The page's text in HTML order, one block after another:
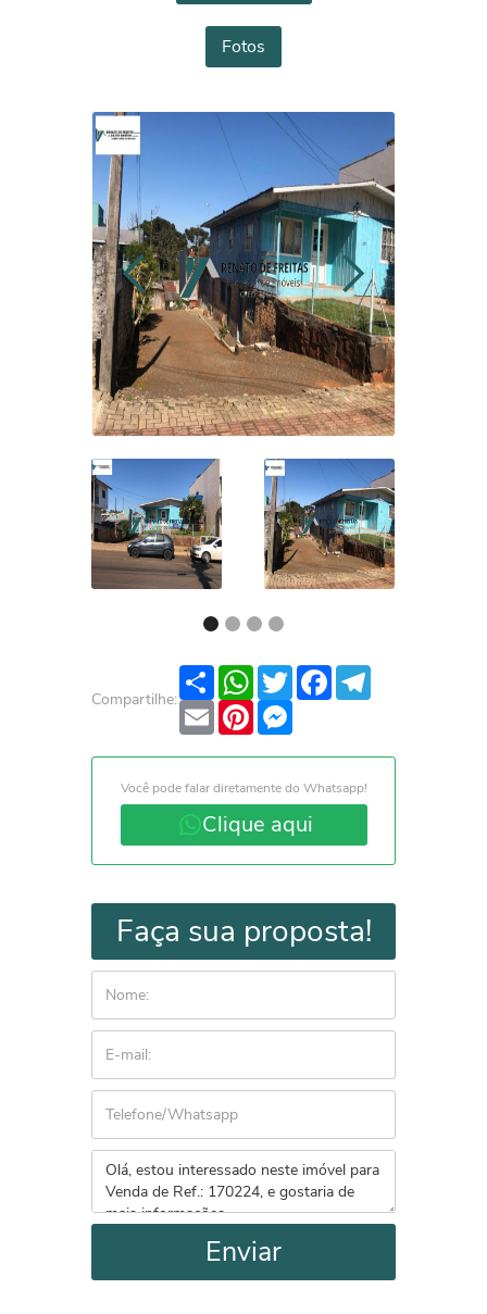
Fotos
Compartilhe:
Share WhatsApp
TwitterFacebook
Email Pinterest
Você pode falar diretamente do Whatsapp!
Clique aqui
Faça sua proposta!
Enviar